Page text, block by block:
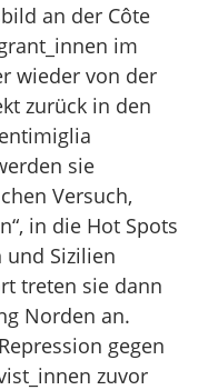
an der Côte
im
wieder von der
zurück in den
sie
Versuch,
in die Hot Spots
und Sizilien
treten sie dann
Norden an.
gegen
zuvor